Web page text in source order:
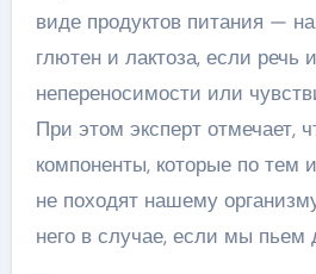
виде продуктов питания —
глютен и лактоза, если речь
непереносимости или
При этом эксперт отмечает,
компоненты, которые по
не походят нашему
него в случае, если мы пьем